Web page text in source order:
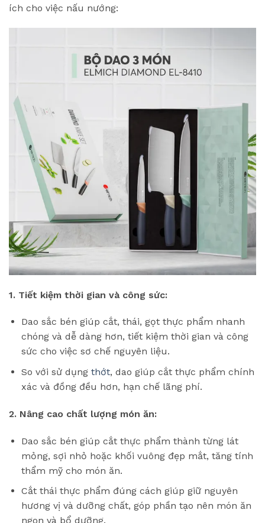
ích cho việc nấu nướng:
1. Tiết kiệm thời gian và công sức:
Dao sắc bén giúp cắt, thái, gọt thực phẩm nhanh
chóng và dễ dàng hơn, tiết kiệm thời gian và công
sức cho việc sơ chế nguyên liệu.
So với sử dụng thớt, dao giúp cắt thực phẩm chính
xác và đồng đều hơn, hạn chế lãng phí.
2. Nâng cao chất lượng món ăn:
Dao sắc bén giúp cắt thực phẩm thành từng lát
mỏng, sợi nhỏ hoặc khối vuông đẹp mắt, tăng tính
thẩm mỹ cho món ăn.
Cắt thái thực phẩm đúng cách giúp giữ nguyên
hương vị và dưỡng chất, góp phần tạo nên món ăn
ngon và bổ dưỡng.